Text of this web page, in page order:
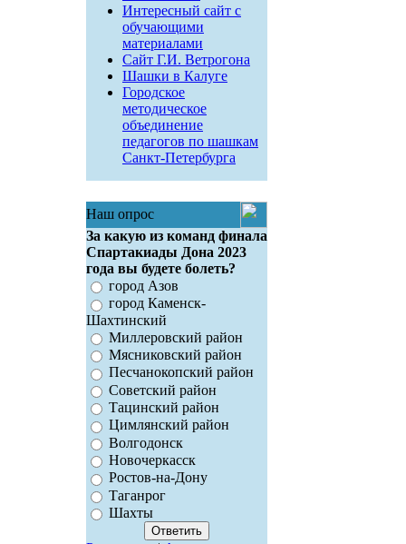
Интересный сайт с
обучающими
материалами
Сайт Г.И. Ветрогона
Шашки в Калуге
Городское
методическое
объединение
педагогов по шашкам
Санкт-Петербурга
Наш опрос
За какую из команд финала
Спартакиады Дона 2023
года вы будете болеть?
город Азов
город Каменск-
Шахтинский
Миллеровский район
Мясниковский район
Песчанокопский район
Советский район
Тацинский район
Цимлянский район
Волгодонск
Новочеркасск
Ростов-на-Дону
Таганрог
Шахты